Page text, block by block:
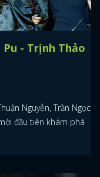
- Trịnh Thảo
Nguyễn, Trần Ngọc
đầu tiên khám phá